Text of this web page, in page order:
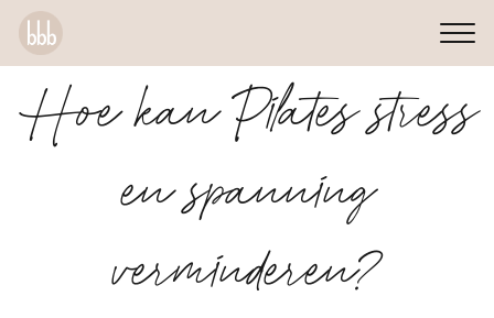
Hoe kan Pilates stress
en spanning
verminderen?